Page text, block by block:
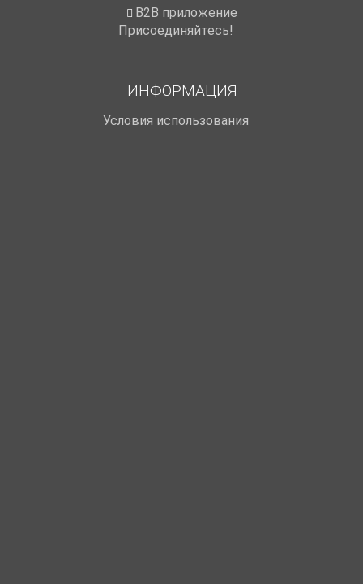
B2B приложение
Присоединяйтесь!
ИНФОРМАЦИЯ
Условия использования